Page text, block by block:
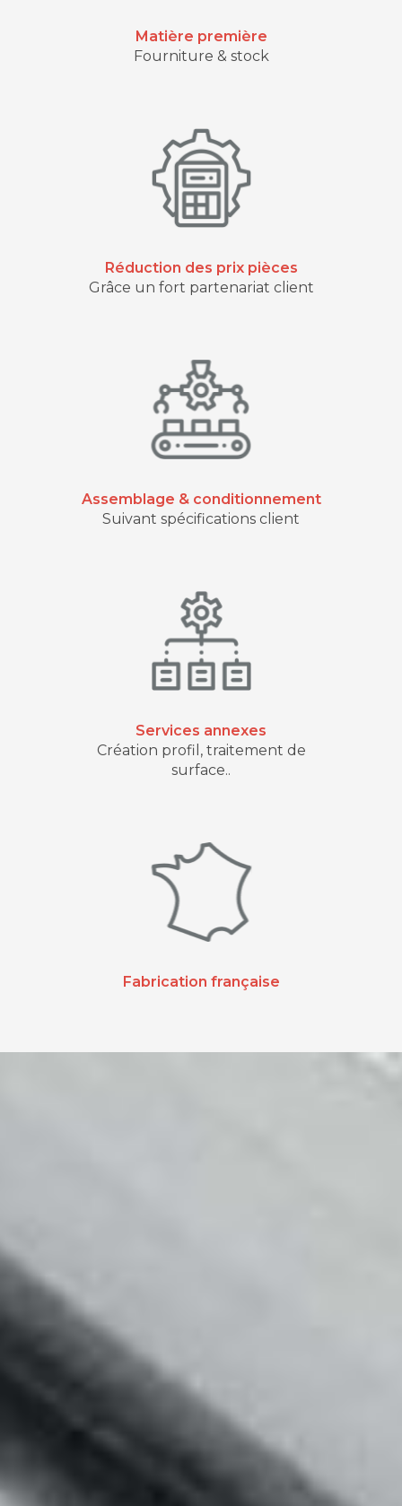
Matière première
Fourniture & stock
Réduction des prix pièces
Grâce un fort partenariat client
Assemblage & conditionnement
Suivant spécifications client
Services annexes
Création profil, traitement de
surface..
Fabrication française